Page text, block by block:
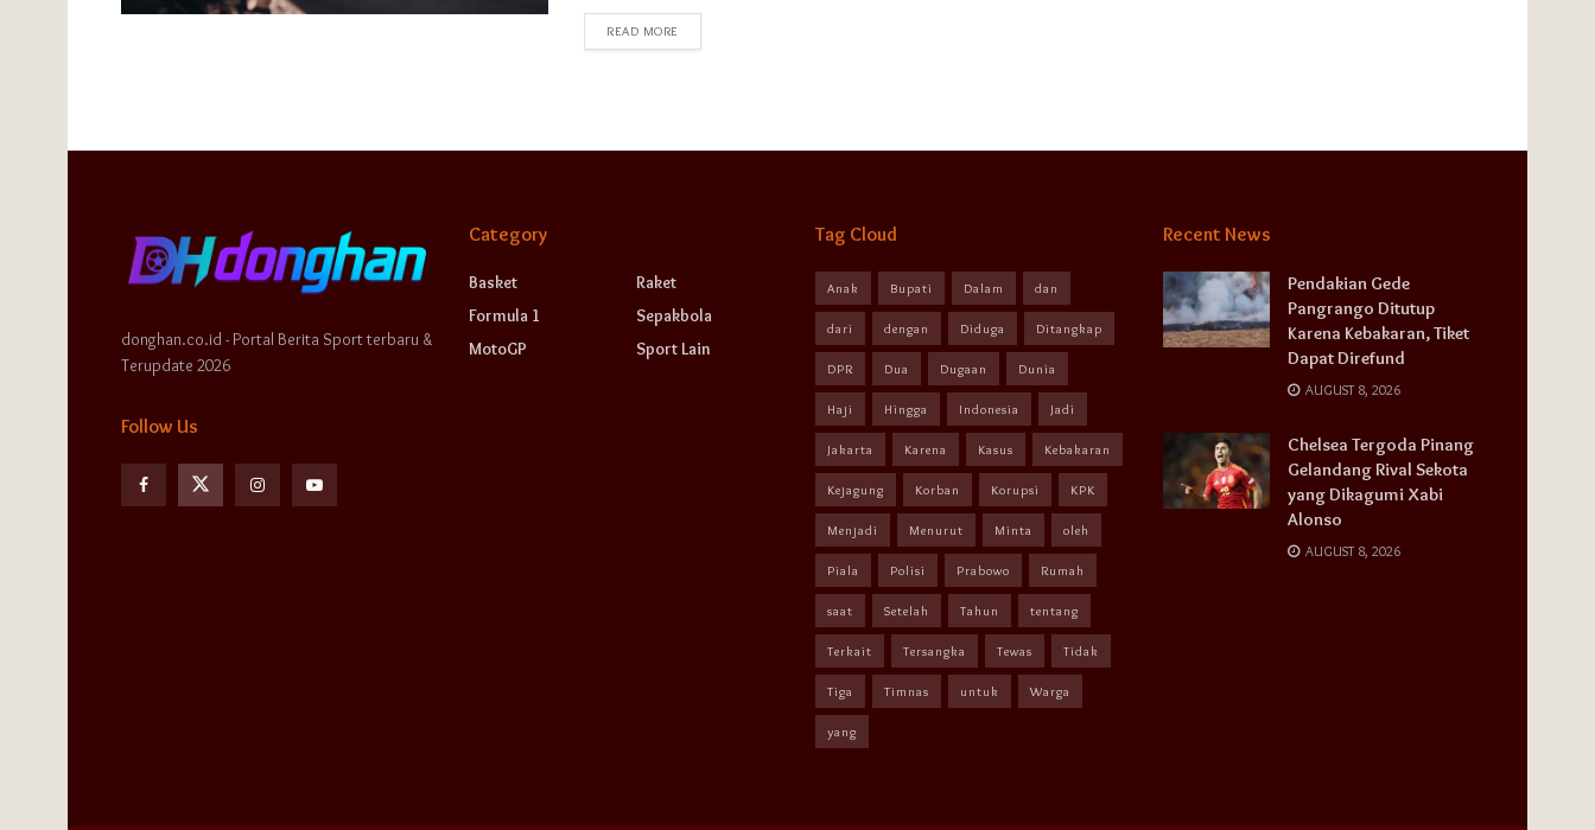
READ MORE
donghan.co.id - Portal Berita Sport terbaru &
Terupdate 2026
Follow Us
Category
Basket
Formula 1
MotoGP
Raket
Sepakbola
Sport Lain
Tag Cloud
Anak Bupati Dalam dan
dari dengan Diduga Ditangkap
DPR Dua Dugaan Dunia
Haji Hingga Indonesia Jadi
Jakarta Karena Kasus Kebakaran
Kejagung Korban Korupsi KPK
Menjadi Menurut Minta oleh
Piala Polisi Prabowo Rumah
saat Setelah Tahun tentang
Terkait Tersangka Tewas Tidak
Tiga Timnas untuk Warga
yang
Recent News
Pendakian Gede
Pangrango Ditutup
Karena Kebakaran, Tiket
Dapat Direfund
AUGUST 8, 2026
Chelsea Tergoda Pinang
Gelandang Rival Sekota
yang Dikagumi Xabi
Alonso
AUGUST 8, 2026